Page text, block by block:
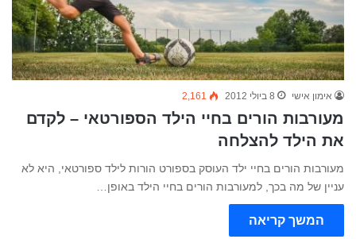
אימון אישי 8 ביולי 2012 2,161
מעורבות הורים בחיי הילד הספורטאי – לקדם
את הילד להצלחה
מעורבות הורים בחיי ילד העוסק בספורט הורות לילד ספורטאי, היא לא
עניין של מה בכך, למעורבות הורים בחיי הילד באופן…
המשך קריאה